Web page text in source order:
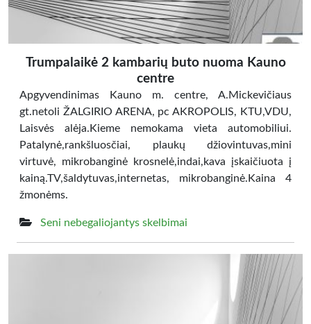
Trumpalaikė 2 kambarių buto nuoma Kauno
centre
Apgyvendinimas Kauno m. centre, A.Mickevičiaus
gt.netoli ŽALGIRIO ARENA, pc AKROPOLIS, KTU,VDU,
Laisvės alėja.Kieme nemokama vieta automobiliui.
Patalynė,rankšluosčiai, plaukų džiovintuvas,mini
virtuvė, mikrobanginė krosnelė,indai,kava įskaičiuota į
kainą.TV,šaldytuvas,internetas, mikrobanginė.Kaina 4
žmonėms.
Seni nebegaliojantys skelbimai